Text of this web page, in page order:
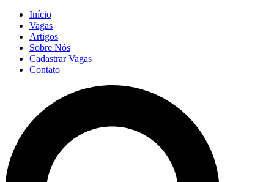
Início
Vagas
Artigos
Sobre Nós
Cadastrar Vagas
Contato